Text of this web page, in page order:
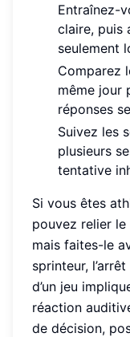
Entraînez-
claire, puis
seulement
Comparez
même jour
réponses
Suivez les
plusieurs
tentative
Si vous êtes
pouvez relier
mais faites-le
sprinteur,
d’un jeu
réaction
de décision,